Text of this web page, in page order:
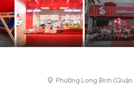
+2
Phường Long Bình